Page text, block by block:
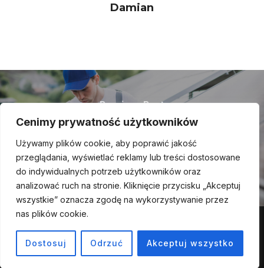
Cenimy prywatność użytkowników
Używamy plików cookie, aby poprawić jakość
przeglądania, wyświetlać reklamy lub treści dostosowane
do indywidualnych potrzeb użytkowników oraz
analizować ruch na stronie. Kliknięcie przycisku „Akceptuj
wszystkie” oznacza zgodę na wykorzystywanie przez
nas plików cookie.
Dostosuj Odrzuć Akceptuj wszystko
Damian
Nawigacja
wpisu
Previous
Post
Previous Post
Fotowoltaika w domu – czy
warto? Poznaj wady i zalety tego
rozwiązania
Inspiro WordPress Theme byWPZOOM